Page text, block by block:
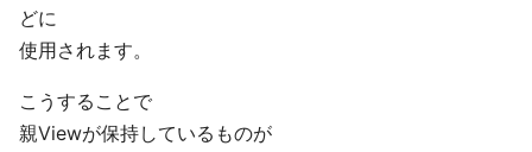
どに
使用されます。
こうすることで
親Viewが保持しているものが